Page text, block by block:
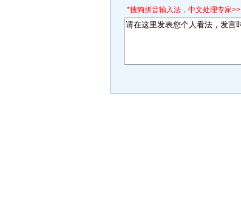
*搜狗拼音输入法，中文处理专家>>